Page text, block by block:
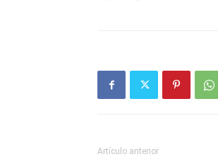
Artículo anterior